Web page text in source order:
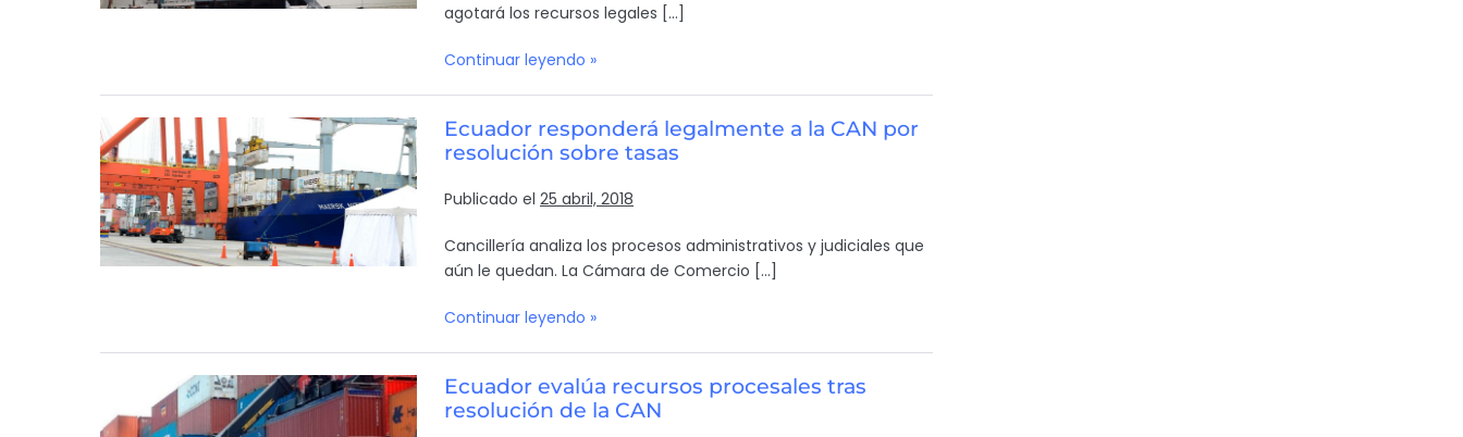
agotará los recursos legales […]
Continuar leyendo »
Ecuador responderá legalmente a la CAN por
resolución sobre tasas
Publicado el 25 abril, 2018
Cancillería analiza los procesos administrativos y judiciales que
aún le quedan. La Cámara de Comercio […]
Continuar leyendo »
Ecuador evalúa recursos procesales tras
resolución de la CAN